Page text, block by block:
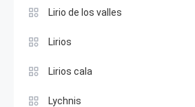
Lirio de los valles
Lirios
Lirios cala
Lychnis